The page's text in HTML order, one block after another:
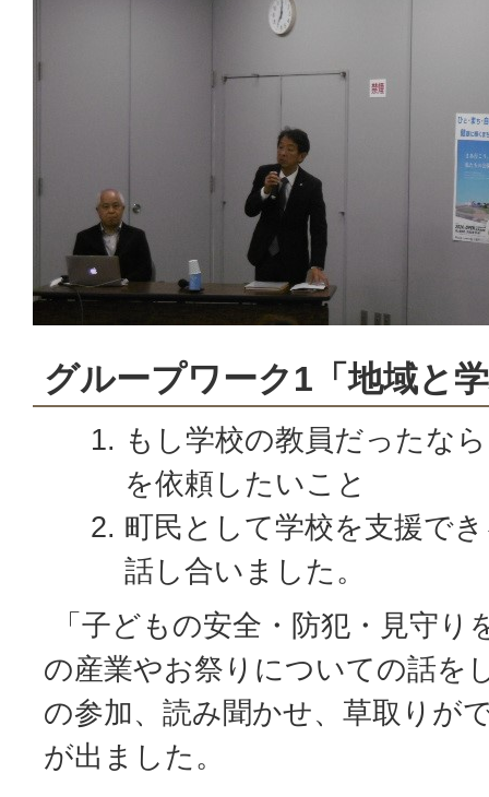
グループワーク1「地域と
もし学校の教員だったな
を依頼したいこと
町民として学校を支援で
話し合いました。
「子どもの安全・防犯・見守り
の産業やお祭りについての話を
の参加、読み聞かせ、草取りが
が出ました。